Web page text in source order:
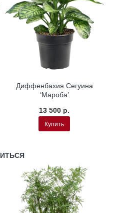
Диффенбахия Сегуина
‘Мароба’
13 500 р.
Купить